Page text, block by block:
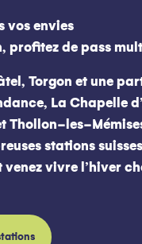
vos envies
profitez de pass
Torgon et une
La Chapelle
Thollon-les-
stations
vivre l’hiver